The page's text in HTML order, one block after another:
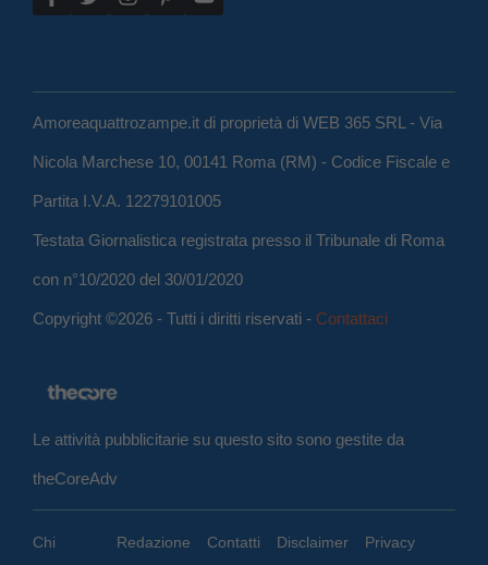
Amoreaquattrozampe.it di proprietà di WEB 365 SRL - Via
Nicola Marchese 10, 00141 Roma (RM) - Codice Fiscale e
Partita I.V.A. 12279101005
Testata Giornalistica registrata presso il Tribunale di Roma
con n°10/2020 del 30/01/2020
Copyright ©2026 - Tutti i diritti riservati - Contattaci
Le attività pubblicitarie su questo sito sono gestite da
theCoreAdv
Chi Redazione Contatti Disclaimer Privacy